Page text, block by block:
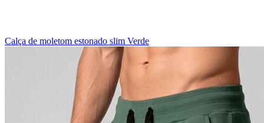
Calça de moletom estonado slim Verde